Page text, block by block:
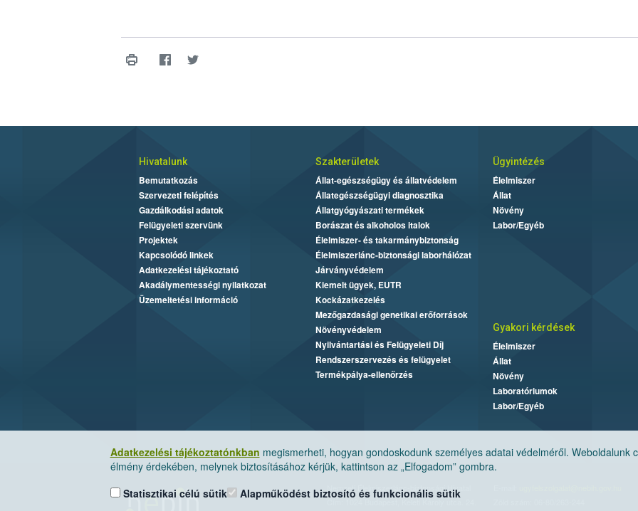
Adatkezelési tájékoztatónkban megismerheti, hogyan gondoskodunk személyes adatai védelméről. Weboldalunk
élmény érdekében, melynek biztosításához kérjük, kattintson az „Elfogadom” gombra.
Statisztikai célú sütik
Alapműködést biztosító és funkcionális sütik
Hivatalunk
Bemutatkozás
Szervezeti felépítés
Gazdálkodási adatok
Felügyeleti szervünk
Projektek
Kapcsolódó linkek
Adatkezelési tájékoztató
Akadálymentességi nyilatkozat
Üzemeltetési információ
Szakterületek
Állat-egészségügy és állatvédelem
Állategészségügyi diagnosztika
Állatgyógyászati termékek
Borászat és alkoholos italok
Élelmiszer- és takarmánybiztonság
Élelmiszerlánc-biztonsági laborhálózat
Járványvédelem
Kiemelt ügyek, EUTR
Kockázatkezelés
Mezőgazdasági genetikai erőforrások
Növényvédelem
Nyilvántartási és Felügyeleti Díj
Rendszerszervezés és felügyelet
Termékpálya-ellenőrzés
Ügyintézés
Élelmiszer
Állat
Növény
Labor/Egyéb
Gyakori kérdések
Élelmiszer
Állat
Növény
Laboratóriumok
Labor/Egyéb
Nemzeti Élelmiszerlánc-biztonsági Hivatal